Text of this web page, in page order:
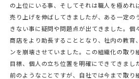
の上位にいる事、そしてそれは職人を極めれ
売り上げを伸ばしてきましたが、ある一定の
きない事に疑問や問題点が出てきました。個
商店をより助長することとなり、社内の教育
ンを崩壊させていました。この組織化の取り
目標、個人の立ち位置を明確にできてきまし
前のようなことですが、自社では今まで取り